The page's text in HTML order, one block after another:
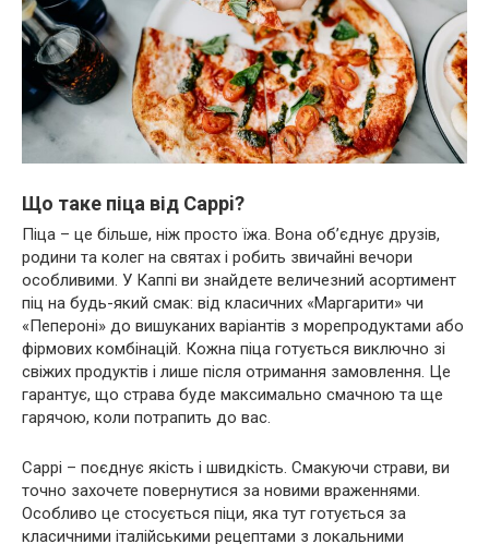
Що таке піца від Cappi?
Піца – це більше, ніж просто їжа. Вона об’єднує друзів,
родини та колег на святах і робить звичайні вечори
особливими. У Каппі ви знайдете величезний асортимент
піц на будь-який смак: від класичних «Маргарити» чи
«Пепероні» до вишуканих варіантів з морепродуктами або
фірмових комбінацій. Кожна піца готується виключно зі
свіжих продуктів і лише після отримання замовлення. Це
гарантує, що страва буде максимально смачною та ще
гарячою, коли потрапить до вас.
Cappi – поєднує якість і швидкість. Смакуючи страви, ви
точно захочете повернутися за новими враженнями.
Особливо це стосується піци, яка тут готується за
класичними італійськими рецептами з локальними